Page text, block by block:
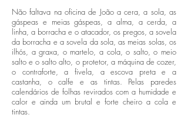
Não faltava na oficina de João a cera, a sola, as
gáspeas e meias gáspeas, a alma, a cerda, a
linha, a borracha e o atacador, os pregos, a sovela
da borracha e a sovela da sola, as meias solas, os
ilhós, a graxa, o martelo, a cola, o salto, o meio
salto e o salto alto, o protetor, a máquina de cozer,
o contraforte, a fivela, a escova preta e a
castanha, o calfe e as tintas. Pelas paredes
calendários de folhas revirados com a humidade e
calor e ainda um brutal e forte cheiro a cola e
tintas.